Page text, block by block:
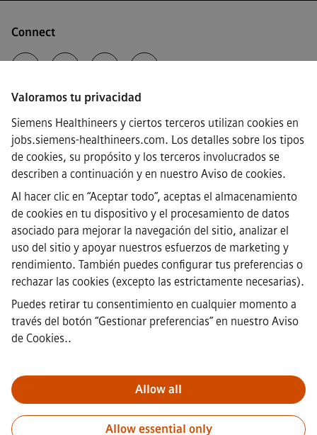
Valoramos tu privacidad
Siemens Healthineers y ciertos terceros utilizan cookies en
jobs.siemens-healthineers.com. Los detalles sobre los tipos
de cookies, su propósito y los terceros involucrados se
describen a continuación y en nuestro Aviso de cookies.
Al hacer clic en “Aceptar todo”, aceptas el almacenamiento
de cookies en tu dispositivo y el procesamiento de datos
asociado para mejorar la navegación del sitio, analizar el
uso del sitio y apoyar nuestros esfuerzos de marketing y
rendimiento. También puedes configurar tus preferencias o
rechazar las cookies (excepto las estrictamente necesarias).
Puedes retirar tu consentimiento en cualquier momento a
través del botón “Gestionar preferencias” en nuestro Aviso
de Cookies..
Allow all
Allow essential only
Connect
Siemens Healthineers AG © 2026
Preguntas frecuentes
·
Información corporativa
·
Aviso de cookies
·
Términos y condiciones
Identificación digital
·
Canal de denuncias
Nota importante
solicita honorarios antes / durante / después del proceso de
solicitud. No pedimos datos bancarios o información financiera
rogamos no abrir documentos en correos electrónicos que